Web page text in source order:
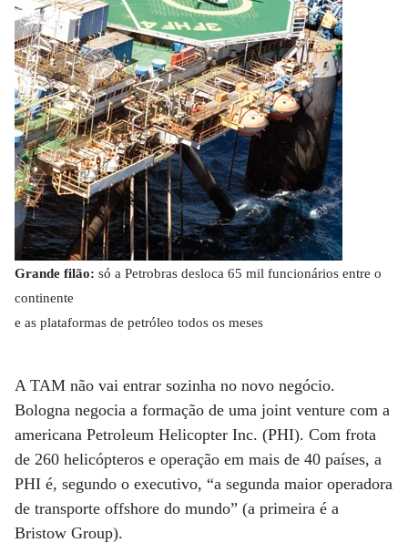
Grande filão: só a Petrobras desloca 65 mil funcionários entre o
continente
e as plataformas de petróleo todos os meses
A TAM não vai entrar sozinha no novo negócio.
Bologna negocia a formação de uma joint venture com a
americana Petroleum Helicopter Inc. (PHI). Com frota
de 260 helicópteros e operação em mais de 40 países, a
PHI é, segundo o executivo, “a segunda maior operadora
de transporte offshore do mundo” (a primeira é a
Bristow Group).